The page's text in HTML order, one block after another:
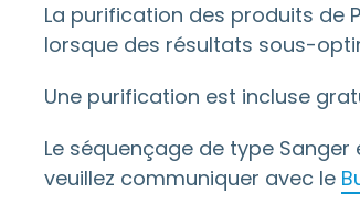
La purification des produits de
lorsque des résultats sous-
Une purification est incluse
Le séquençage de type
veuillez communiquer avec le